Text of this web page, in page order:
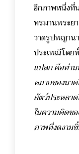
อีกภาพหนึ่งที่
ทรมานพระย
วาดรูปพญาน
ประเพณีโดย
แปลก คือท่า
หมายของนา
สัตว์ประหลา
ในความคิดข
ภาพที่งดงาม